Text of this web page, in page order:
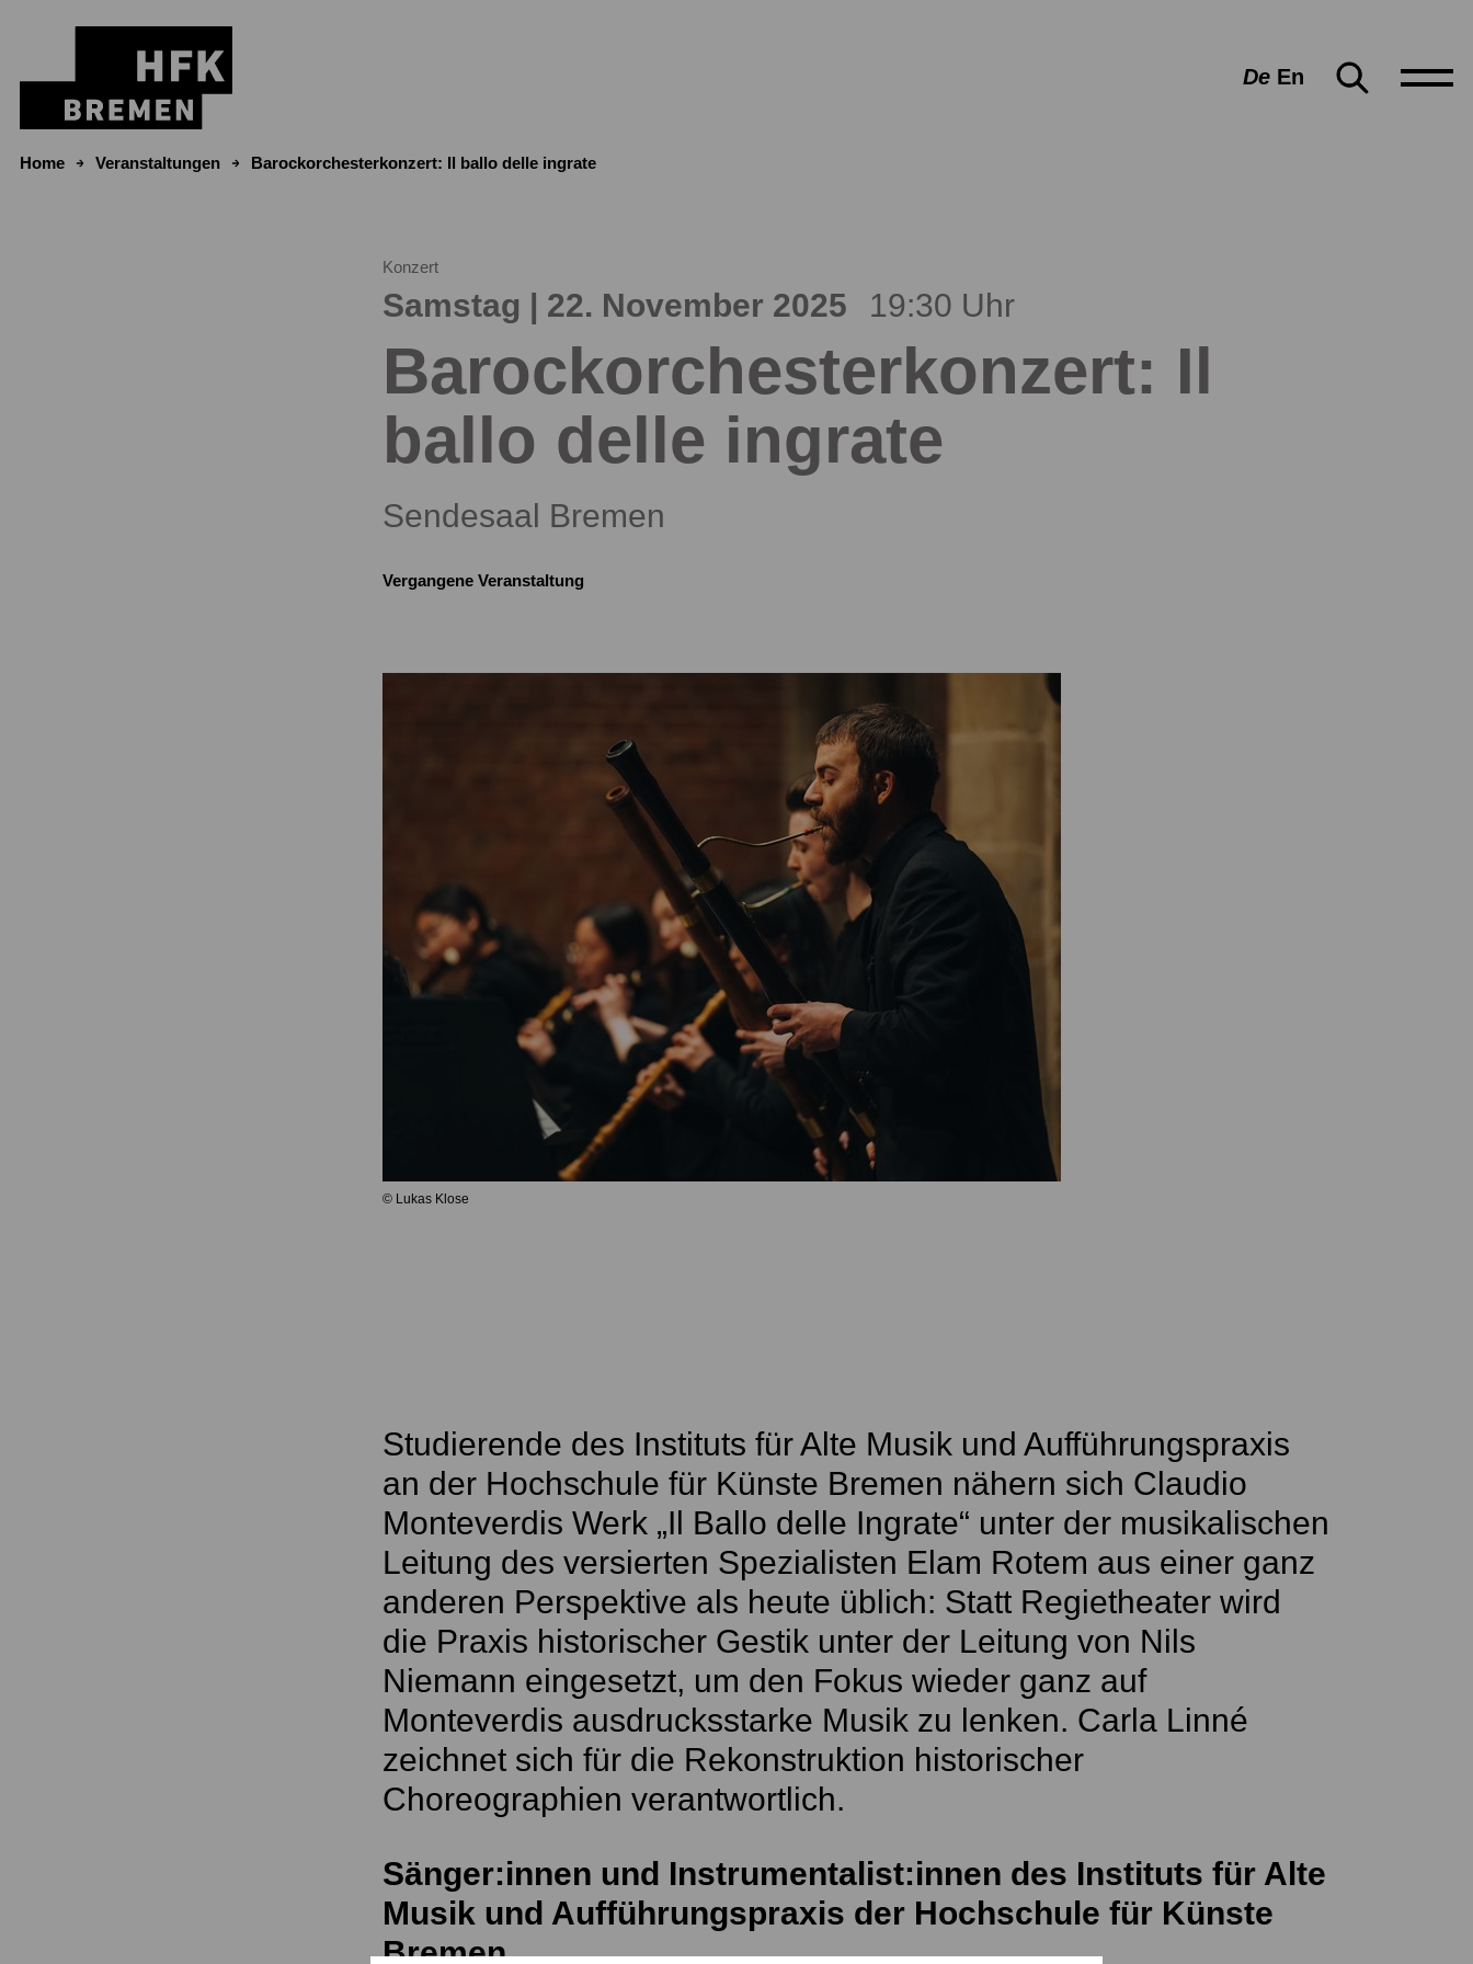
Zum Inhalt springen
De En
Home Veranstaltungen Barockorchesterkonzert: Il ballo delle ingrate
Konzert
Samstag | 22. November 2025 19:30 Uhr
Barockorchesterkonzert: Il
ballo delle ingrate
Sendesaal Bremen
Vergangene Veranstaltung
© Lukas Klose
Studierende des Instituts für Alte Musik und Aufführungspraxis
an der Hochschule für Künste Bremen nähern sich Claudio
Monteverdis Werk „Il Ballo delle Ingrate“ unter der musikalischen
Leitung des versierten Spezialisten Elam Rotem aus einer ganz
anderen Perspektive als heute üblich: Statt Regietheater wird
die Praxis historischer Gestik unter der Leitung von Nils
Niemann eingesetzt, um den Fokus wieder ganz auf
Monteverdis ausdrucksstarke Musik zu lenken. Carla Linné
zeichnet sich für die Rekonstruktion historischer
Choreographien verantwortlich.
Sänger:innen und Instrumentalist:innen des Instituts für Alte
Musik und Aufführungspraxis der Hochschule für Künste
Bremen